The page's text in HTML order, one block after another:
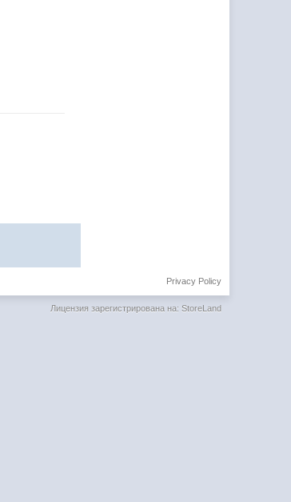
Privacy Policy
Лицензия зарегистрирована на: StoreLand